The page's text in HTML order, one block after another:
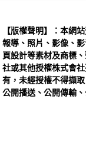
【版權聲明】：本網
報導、照片、影像、
頁設計等素材及商標
社或其他授權株式會
有，未經授權不得擷
公開播送、公開傳輸